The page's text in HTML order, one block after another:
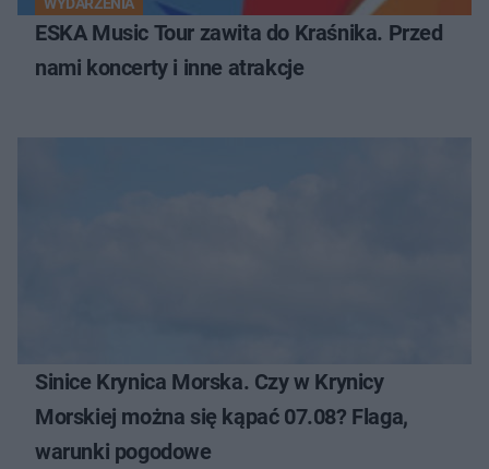
ESKA Music Tour zawita do Kraśnika. Przed
nami koncerty i inne atrakcje
Sinice Krynica Morska. Czy w Krynicy
Morskiej można się kąpać 07.08? Flaga,
warunki pogodowe